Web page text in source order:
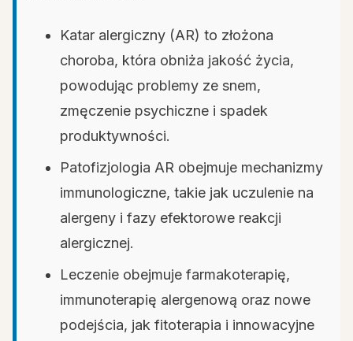
Katar alergiczny (AR) to złożona
choroba, która obniża jakość życia,
powodując problemy ze snem,
zmęczenie psychiczne i spadek
produktywności.
Patofizjologia AR obejmuje mechanizmy
immunologiczne, takie jak uczulenie na
alergeny i fazy efektorowe reakcji
alergicznej.
Leczenie obejmuje farmakoterapię,
immunoterapię alergenową oraz nowe
podejścia, jak fitoterapia i innowacyjne